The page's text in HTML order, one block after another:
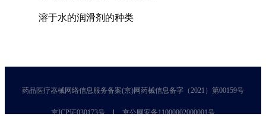
溶于水的润滑剂的种类
药品医疗器械网络信息服务备案(京)网药械信息备字（2021）第00159号
京ICP证030173号 京公网安备11000002000001号